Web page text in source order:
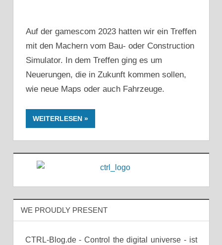
Auf der gamescom 2023 hatten wir ein Treffen
mit den Machern vom Bau- oder Construction
Simulator. In dem Treffen ging es um
Neuerungen, die in Zukunft kommen sollen,
wie neue Maps oder auch Fahrzeuge.
WEITERLESEN
WE PROUDLY PRESENT
CTRL-Blog.de - Control the digital universe - ist